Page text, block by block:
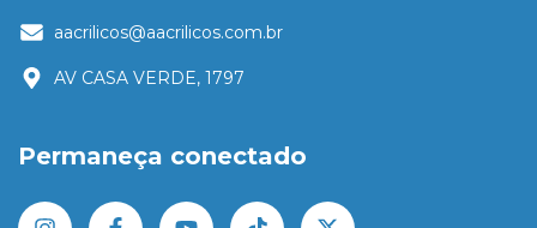
aacrilicos@aacrilicos.com.br
AV CASA VERDE, 1797
Permaneça conectado